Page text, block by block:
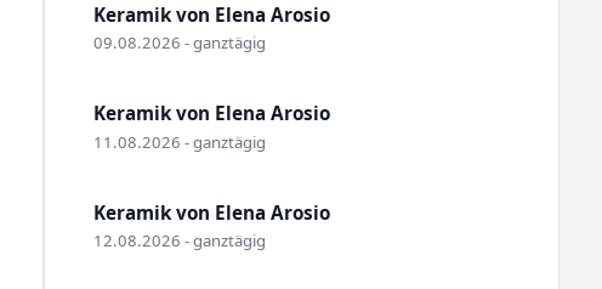
Keramik von Elena Arosio
09.08.2026 - ganztägig
Keramik von Elena Arosio
11.08.2026 - ganztägig
Keramik von Elena Arosio
12.08.2026 - ganztägig